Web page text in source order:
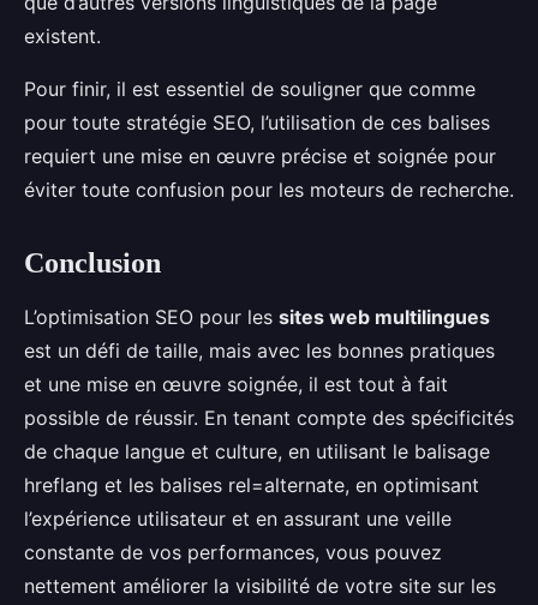
existent.
Pour finir, il est essentiel de souligner que comme
pour toute stratégie SEO, l’utilisation de ces balises
requiert une mise en œuvre précise et soignée pour
éviter toute confusion pour les moteurs de recherche.
Conclusion
L’optimisation SEO pour les sites web multilingues
est un défi de taille, mais avec les bonnes pratiques
et une mise en œuvre soignée, il est tout à fait
possible de réussir. En tenant compte des spécificités
de chaque langue et culture, en utilisant le balisage
hreflang et les balises rel=alternate, en optimisant
l’expérience utilisateur et en assurant une veille
constante de vos performances, vous pouvez
nettement améliorer la visibilité de votre site sur les